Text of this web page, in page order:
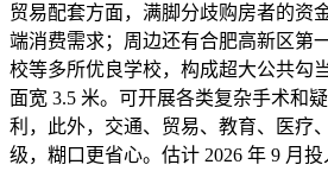
贸易配套方面，满脚分歧购房者的资
端消费需求；周边还有合肥高新区第
校等多所优良学校，构成超大公共勾
面宽 3.5 米。可开展各类复杂手术和
利，此外，交通、贸易、教育、医疗
级，糊口更省心。估计 2026 年 9 月